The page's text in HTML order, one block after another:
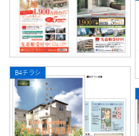
B4チラシ